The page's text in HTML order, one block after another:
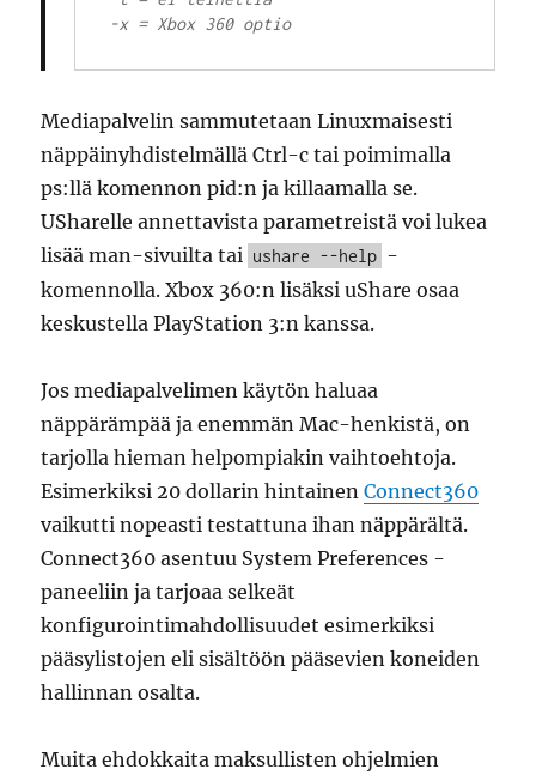
-x = Xbox 360 optio
Mediapalvelin sammutetaan Linuxmaisesti
näppäinyhdistelmällä Ctrl-c tai poimimalla
ps:llä komennon pid:n ja killaamalla se.
USharelle annettavista parametreistä voi lukea
lisää man-sivuilta tai ushare --help -
komennolla. Xbox 360:n lisäksi uShare osaa
keskustella PlayStation 3:n kanssa.
Jos mediapalvelimen käytön haluaa
näppärämpää ja enemmän Mac-henkistä, on
tarjolla hieman helpompiakin vaihtoehtoja.
Esimerkiksi 20 dollarin hintainenConnect360
vaikutti nopeasti testattuna ihan näppärältä.
Connect360 asentuu System Preferences -
paneeliin ja tarjoaa selkeät
konfigurointimahdollisuudet esimerkiksi
pääsylistojen eli sisältöön pääsevien koneiden
hallinnan osalta.
Muita ehdokkaita maksullisten ohjelmien